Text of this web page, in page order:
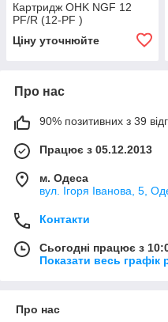
Картридж OHK NGF 12
PF/R (12-PF )
Ціну уточнюйте
Про нас
90% позитивних з 39
Працює з 05.12.2013
м. Одеса
вул. Ігоря Іванова, 5,
Контакти
Сьогодні працює з
Показати весь графік
Про нас